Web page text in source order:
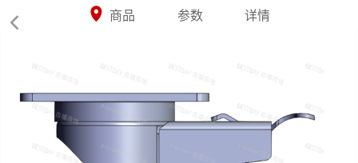

 商品 参数 详情